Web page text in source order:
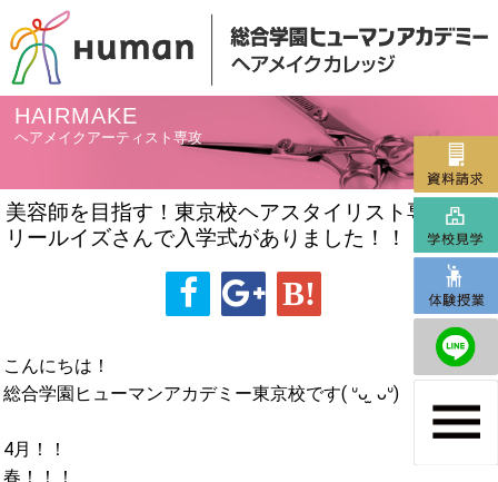
HAIRMAKE
ヘアメイクアーティスト専攻
美容師を目指す！東京校ヘアスタイリスト専攻 マ
リールイズさんで入学式がありました！！
こんにちは！
総合学園ヒューマンアカデミー東京校です( ᐡᴗ ̫ ᴗᐡ)
4月！！
春！！！